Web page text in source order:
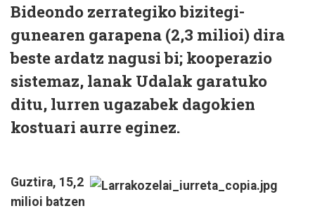
Bideondo zerrategiko bizitegi-
gunearen garapena (2,3 milioi) dira
beste ardatz nagusi bi; kooperazio
sistemaz, lanak Udalak garatuko
ditu, lurren ugazabek dagokien
kostuari aurre eginez.
Guztira, 15,2
milioi batzen